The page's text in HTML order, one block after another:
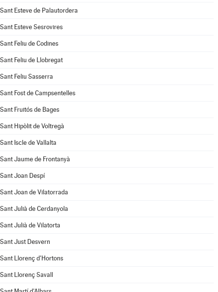
Sant Esteve de Palautordera
Sant Esteve Sesrovires
Sant Feliu de Codines
Sant Feliu de Llobregat
Sant Feliu Sasserra
Sant Fost de Campsentelles
Sant Fruitós de Bages
Sant Hipòlit de Voltregà
Sant Iscle de Vallalta
Sant Jaume de Frontanyà
Sant Joan Despí
Sant Joan de Vilatorrada
Sant Julià de Cerdanyola
Sant Julià de Vilatorta
Sant Just Desvern
Sant Llorenç d'Hortons
Sant Llorenç Savall